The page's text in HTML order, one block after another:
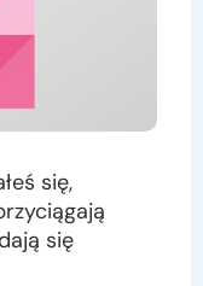
się,
się